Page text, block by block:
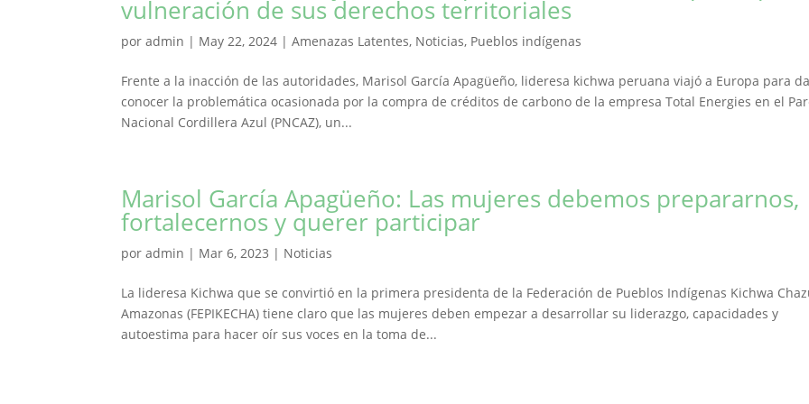
vulneración de sus derechos territoriales
poradmin | May 22, 2024 |Amenazas Latentes, Noticias, Pueblos indígenas
Frente a la inacción de las autoridades, Marisol García Apagüeño, lideresa kichwa peruana viajó a Europa para
conocer la problemática ocasionada por la compra de créditos de carbono de la empresa Total Energies en el
Nacional Cordillera Azul (PNCAZ), un...
Marisol García Apagüeño: Las mujeres debemos prepararnos,
fortalecernos y querer participar
poradmin | Mar 6, 2023 | Noticias
La lideresa Kichwa que se convirtió en la primera presidenta de la Federación de Pueblos Indígenas Kichwa
Amazonas (FEPIKECHA) tiene claro que las mujeres deben empezar a desarrollar su liderazgo, capacidades y
autoestima para hacer oír sus voces en la toma de...